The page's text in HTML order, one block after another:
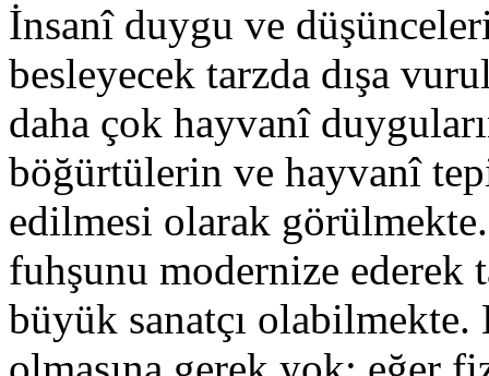
İnsanî duygu ve
besleyecek tarzda dışa
daha çok hayvanî
böğürtülerin ve hayvanî
edilmesi olarak
fuhşunu modernize
büyük sanatçı